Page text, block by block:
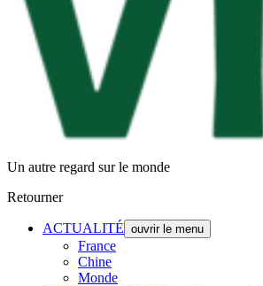
Un autre regard sur le monde
Retourner
ACTUALITÉ ouvrir le menu
France
Chine
Monde